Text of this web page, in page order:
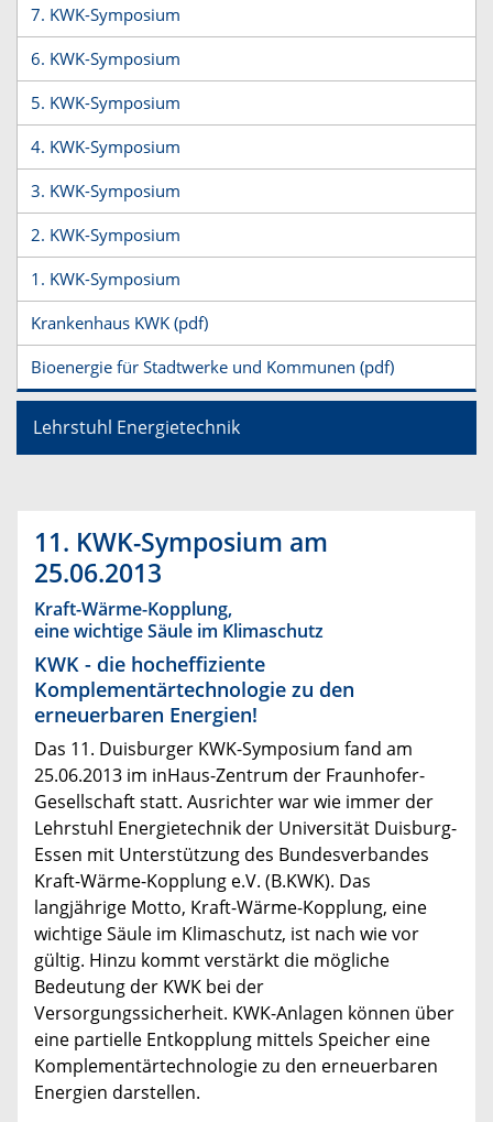
7. KWK-Symposium
6. KWK-Symposium
5. KWK-Symposium
4. KWK-Symposium
3. KWK-Symposium
2. KWK-Symposium
1. KWK-Symposium
Krankenhaus KWK (pdf)
Bioenergie für Stadtwerke und Kommunen (pdf)
Lehrstuhl Energietechnik
11. KWK-Symposium am
25.06.2013
Kraft-Wärme-Kopplung,
eine wichtige Säule im Klimaschutz
KWK - die hocheffiziente
Komplementärtechnologie zu den
erneuerbaren Energien!
Das 11. Duisburger KWK-Symposium fand am
25.06.2013 im inHaus-Zentrum der Fraunhofer-
Gesellschaft statt. Ausrichter war wie immer der
Lehrstuhl Energietechnik der Universität Duisburg-
Essen mit Unterstützung des Bundesverbandes
Kraft-Wärme-Kopplung e.V. (B.KWK). Das
langjährige Motto, Kraft-Wärme-Kopplung, eine
wichtige Säule im Klimaschutz, ist nach wie vor
gültig. Hinzu kommt verstärkt die mögliche
Bedeutung der KWK bei der
Versorgungssicherheit. KWK-Anlagen können über
eine partielle Entkopplung mittels Speicher eine
Komplementärtechnologie zu den erneuerbaren
Energien darstellen.